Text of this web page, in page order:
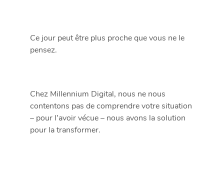
Ce jour peut être plus proche que vous ne le
pensez.
Chez Millennium Digital, nous ne nous
contentons pas de comprendre votre situation
– pour l’avoir vécue – nous avons la solution
pour la transformer.